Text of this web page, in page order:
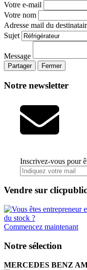
Votre e-mail
Votre nom
Adresse mail du
Sujet
Message
Partager Fermer
Notre newsletter
Inscrivez-vous pour
Vendre sur
Commencez maintenant
Notre sélection
MERCEDES BENZ